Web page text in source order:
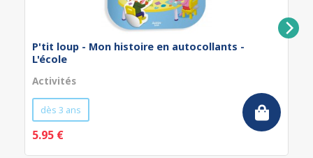
P'tit loup - Mon histoire en autocollants -
L'école
Activités
dès 3 ans
5.95 €